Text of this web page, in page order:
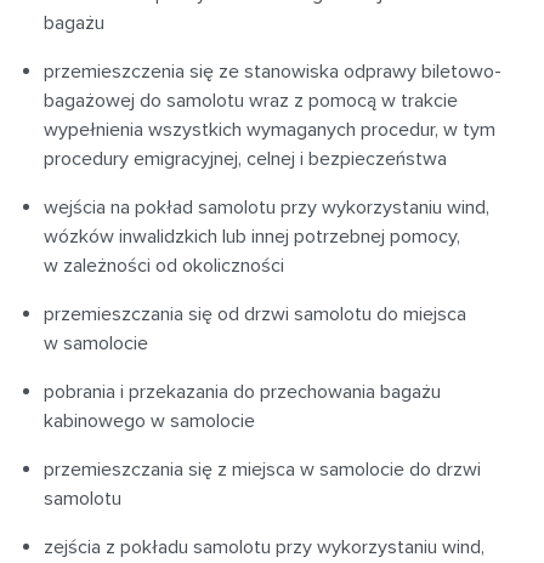
bagażu
przemieszczenia się ze stanowiska odprawy biletowo-
bagażowej do samolotu wraz z pomocą w trakcie
wypełnienia wszystkich wymaganych procedur, w tym
procedury emigracyjnej, celnej i bezpieczeństwa
wejścia na pokład samolotu przy wykorzystaniu wind,
wózków inwalidzkich lub innej potrzebnej pomocy,
w zależności od okoliczności
przemieszczania się od drzwi samolotu do miejsca
w samolocie
pobrania i przekazania do przechowania bagażu
kabinowego w samolocie
przemieszczania się z miejsca w samolocie do drzwi
samolotu
zejścia z pokładu samolotu przy wykorzystaniu wind,